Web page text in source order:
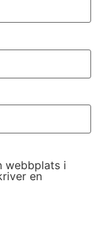
webbplats i
en